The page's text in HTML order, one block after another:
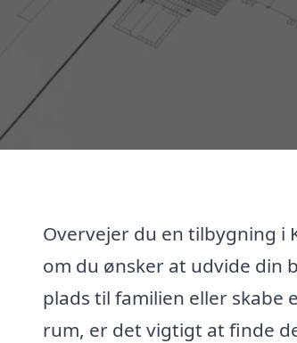
Overvejer du en tilbygning i
om du ønsker at udvide din
plads til familien eller skabe
rum, er det vigtigt at finde